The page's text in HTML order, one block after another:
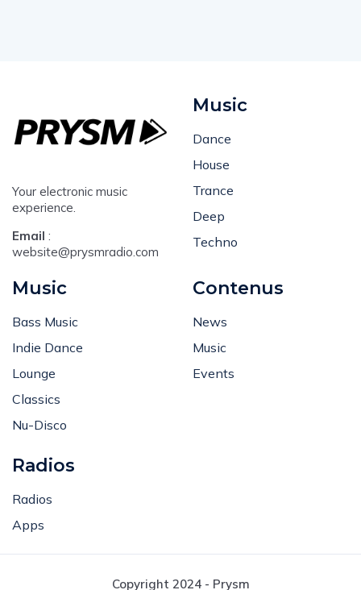
Your electronic music
Email:
Deep